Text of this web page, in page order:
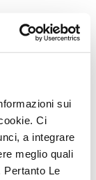
sui
Ci
a integrare
meglio quali
Pertanto Le
Torna alla pagina
precedente